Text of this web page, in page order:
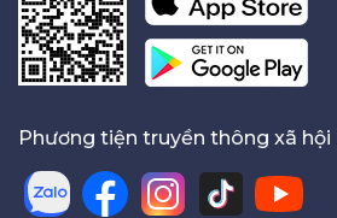
Phương tiện truyền thông xã hội